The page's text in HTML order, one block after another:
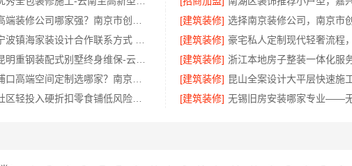
[建筑装修]
[建筑装修]
[建筑装修]
[建筑装修]
[建筑装修]